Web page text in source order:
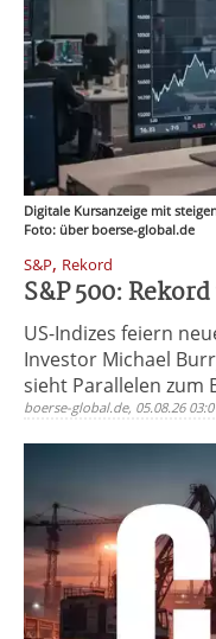
Digitale Kursanzeige mit
Foto: über boerse-global.de
S&P, Rekord
S&P 500:
US-Indizes feiern
Investor Michael
sieht Parallelen zum
boerse-global.de, 05.08.26